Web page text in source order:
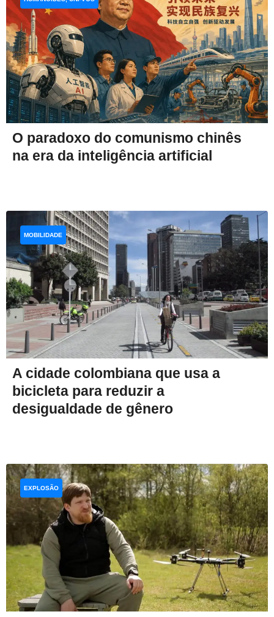
O paradoxo do comunismo chinês
na era da inteligência artificial
A cidade colombiana que usa a
bicicleta para reduzir a
desigualdade de gênero
MOBILIDADE
EXPLOSÃO